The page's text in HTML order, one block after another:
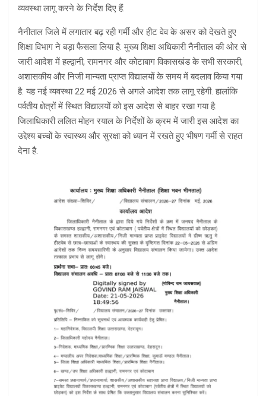
व्यवस्था लागू करने के निर्देश दिए हैं.
नैनीताल जिले में लगातार बढ़ रही गर्मी और हीट वेव के असर को देखते हुए
शिक्षा विभाग ने बड़ा फैसला लिया है. मुख्य शिक्षा अधिकारी नैनीताल की ओर से
जारी आदेश में हल्द्वानी, रामनगर और कोटाबाग विकासखंड के सभी सरकारी,
अशासकीय और निजी मान्यता प्राप्त विद्यालयों के समय में बदलाव किया गया
है. यह नई व्यवस्था 22 मई 2026 से अगले आदेश तक लागू रहेगी. हालांकि
पर्वतीय क्षेत्रों में स्थित विद्यालयों को इस आदेश से बाहर रखा गया है.
जिलाधिकारी ललित मोहन रयाल के निर्देशों के क्रम में जारी इस आदेश का
उद्देश्य बच्चों के स्वास्थ्य और सुरक्षा को ध्यान में रखते हुए भीषण गर्मी से राहत
देना है.